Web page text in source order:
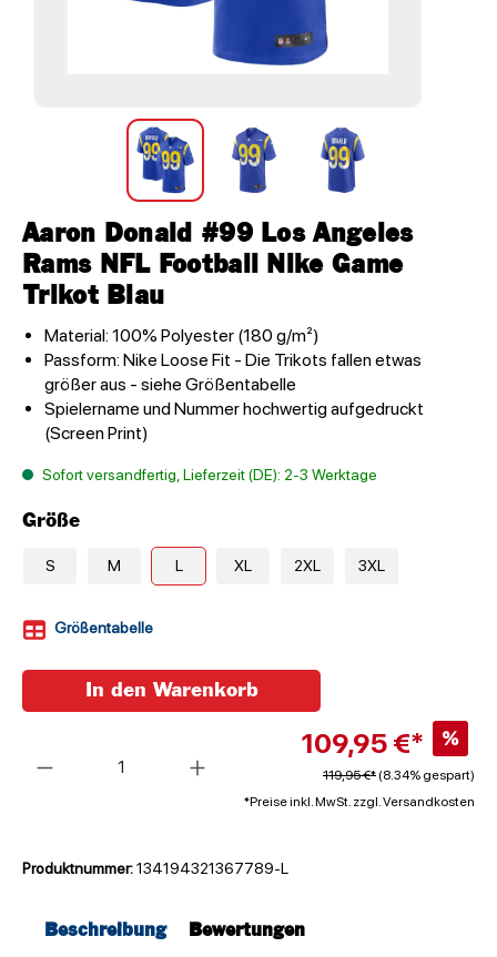
Aaron Donald #99 Los Angeles
Rams NFL Football Nike Game
Trikot Blau
Material: 100% Polyester (180 g/m²)
Passform: Nike Loose Fit - Die Trikots fallen etwas
größer aus - siehe Größentabelle
Spielername und Nummer hochwertig aufgedruckt
(Screen Print)
Sofort versandfertig, Lieferzeit (DE): 2-3 Werktage
Größe
S M L XL 2XL 3XL
Größentabelle
109,95 €* %
119,95 €* (8.34% gespart)
*Preise inkl. MwSt. zzgl. Versandkosten
In den Warenkorb
Produktnummer:134194321367789-L
Beschreibung Bewertungen